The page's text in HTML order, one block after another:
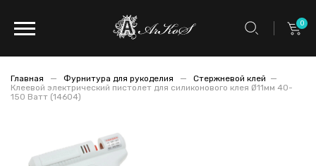
0
Главная Фурнитура для рукоделия
Стержневой клей
Клеевой электрический пистолет для силиконового клея Ø11мм 40-
150 Ватт (14604)